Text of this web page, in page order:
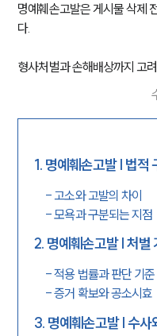
명예훼손고발은 게시물 삭제
다.
형사처벌과 손해배상까지 고
1. 명예훼손고발 | 법적
-고소와 고발의 차이
-모욕과 구분되는 지점
2. 명예훼손고발 | 처벌
-적용 법률과 판단 기준
-증거 확보와 공소시효
3. 명예훼손고발 | 수사